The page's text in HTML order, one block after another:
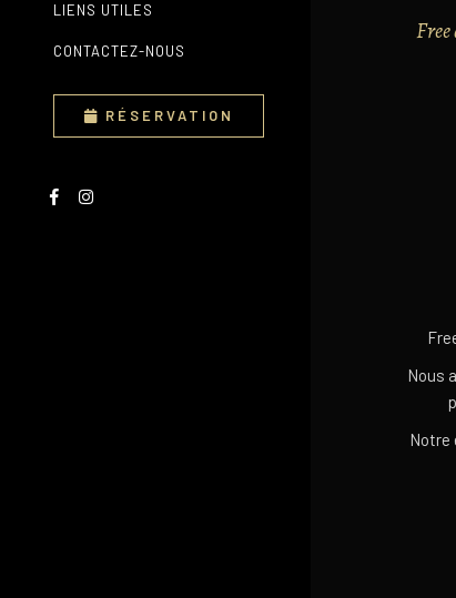
LIENS UTILES
CONTACTEZ-NOUS
RÉSERVATION
Nous
Notre